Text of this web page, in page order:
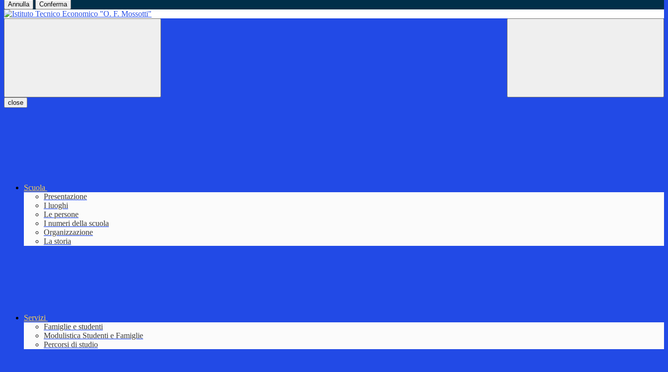
Annulla Conferma
close
Scuola
Presentazione
I luoghi
Le persone
I numeri della scuola
Organizzazione
La storia
Servizi
Famiglie e studenti
Modulistica Studenti e Famiglie
Percorsi di studio